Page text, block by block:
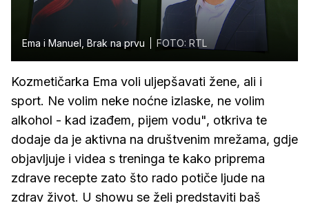
Ema i Manuel, Brak na prvu FOTO: RTL
Kozmetičarka Ema voli uljepšavati žene, ali i
sport. Ne volim neke noćne izlaske, ne volim
alkohol - kad izađem, pijem vodu", otkriva te
dodaje da je aktivna na društvenim mrežama, gdje
objavljuje i videa s treninga te kako priprema
zdrave recepte zato što rado potiče ljude na
zdrav život. U showu se želi predstaviti baš